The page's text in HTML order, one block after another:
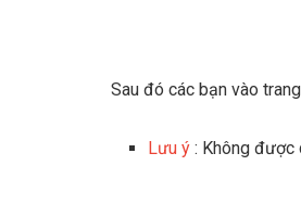
Sau đó các bạn vào
Lưu ý : Không được